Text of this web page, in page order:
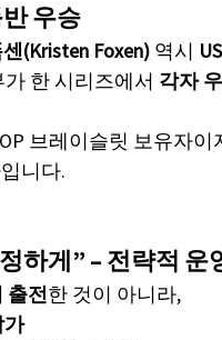
우승
(Kristen Foxen) 역시
가 한 시리즈에서 각자
브레이슬릿 보유자이
니다.
하게” – 전략적 운
출전한 것이 아니라,
가